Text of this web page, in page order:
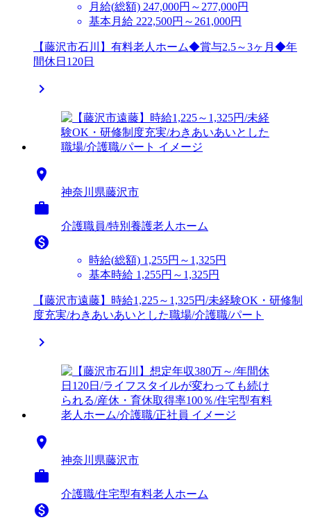
月給(総額) 247,000円～277,000円
基本月給 222,500円～261,000円
【藤沢市石川】有料老人ホーム◆賞与2.5～3ヶ月◆年
間休日120日


神奈川県藤沢市

介護職員/特別養護老人ホーム

時給(総額) 1,255円～1,325円
基本時給 1,255円～1,325円
【藤沢市遠藤】時給1,225～1,325円/未経験OK・研修制
度充実/わきあいあいとした職場/介護職/パート


神奈川県藤沢市

介護職/住宅型有料老人ホーム
